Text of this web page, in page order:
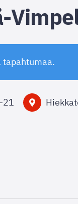
tapahtumaa.
21